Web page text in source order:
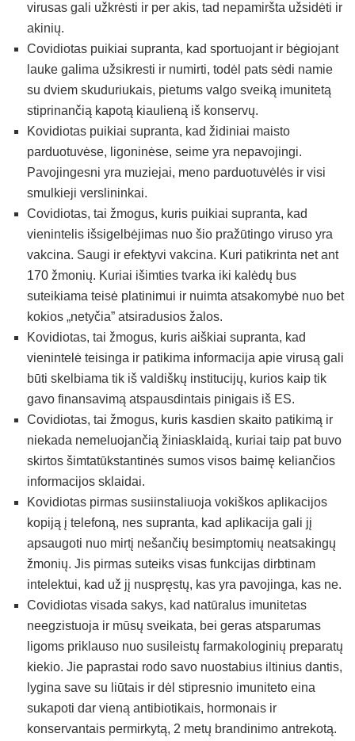
virusas gali užkrėsti ir per akis, tad nepamiršta užsidėti ir
akinių.
Covidiotas puikiai supranta, kad sportuojant ir bėgiojant
lauke galima užsikresti ir numirti, todėl pats sėdi namie
su dviem skuduriukais, pietums valgo sveiką imunitetą
stiprinančią kapotą kiaulieną iš konservų.
Kovidiotas puikiai supranta, kad židiniai maisto
parduotuvėse, ligoninėse, seime yra nepavojingi.
Pavojingesni yra muziejai, meno parduotuvėlės ir visi
smulkieji verslininkai.
Covidiotas, tai žmogus, kuris puikiai supranta, kad
vienintelis išsigelbėjimas nuo šio pražūtingo viruso yra
vakcina. Saugi ir efektyvi vakcina. Kuri patikrinta net ant
170 žmonių. Kuriai išimties tvarka iki kalėdų bus
suteikiama teisė platinimui ir nuimta atsakomybė nuo bet
kokios „netyčia” atsiradusios žalos.
Kovidiotas, tai žmogus, kuris aiškiai supranta, kad
vienintelė teisinga ir patikima informacija apie virusą gali
būti skelbiama tik iš valdiškų institucijų, kurios kaip tik
gavo finansavimą atspausdintais pinigais iš ES.
Covidiotas, tai žmogus, kuris kasdien skaito patikimą ir
niekada nemeluojančią žiniasklaidą, kuriai taip pat buvo
skirtos šimtatūkstantinės sumos visos baimę keliančios
informacijos sklaidai.
Kovidiotas pirmas susiinstaliuoja vokiškos aplikacijos
kopiją į telefoną, nes supranta, kad aplikacija gali jį
apsaugoti nuo mirtį nešančių besimptomių neatsakingų
žmonių. Jis pirmas suteiks visas funkcijas dirbtinam
intelektui, kad už jį nuspręstų, kas yra pavojinga, kas ne.
Covidiotas visada sakys, kad natūralus imunitetas
neegzistuoja ir mūsų sveikata, bei geras atsparumas
ligoms priklauso nuo susileistų farmakologinių preparatų
kiekio. Jie paprastai rodo savo nuostabius iltinius dantis,
lygina save su liūtais ir dėl stipresnio imuniteto eina
sukapoti dar vieną antibiotikais, hormonais ir
konservantais permirkytą, 2 metų brandinimo antrekotą.